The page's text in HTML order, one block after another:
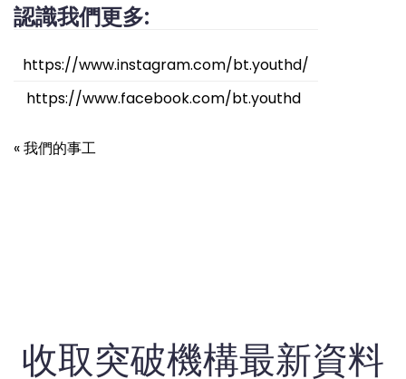
認識我們更多:
https://www.instagram.com/bt.youthd/
https://www.facebook.com/bt.youthd
« 我們的事工
收取突破機構最新資料